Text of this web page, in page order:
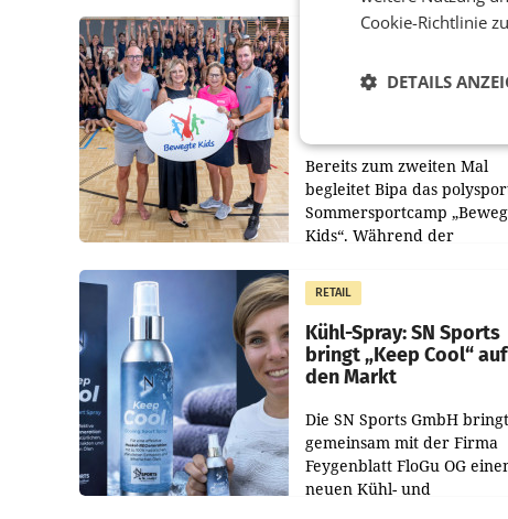
Bipa unterstützt
Bereits zum zweiten Mal
begleitet Bipa das
Sommersportcamp
Kids“. Während der
Juli und August versorgt das
Unternehmen Kinder sowie
RETAIL
Kühl-Spray: SN Sports
bringt „Keep Cool“ auf
den Markt
Die SN Sports GmbH bringt
gemeinsam mit der Firma
Feygenblatt FloGu OG
neuen Kühl- und
Cookie-Richtlinie
DETAILS